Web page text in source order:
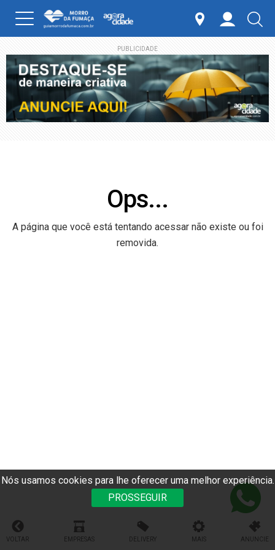
Nós usamos cookies para lhe oferecer uma melhor experiência.
PROSSEGUIR
PUBLICIDADE
Ops...
A página que você está tentando acessar não existe ou foi
removida.
VOLTAR EMPRESAS DELIVERY MAIS ANUNCIE